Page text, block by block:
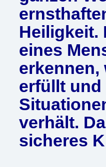
Heiligkeit.
eines
erkennen,
erfüllt und
verhält.
sicheres